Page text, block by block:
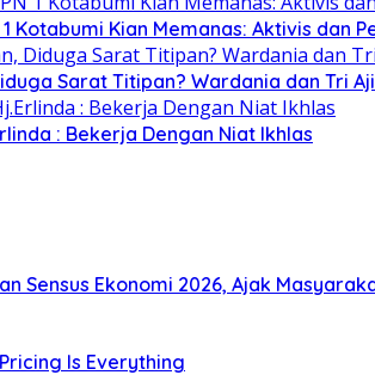
1 Kotabumi Kian Memanas: Aktivis dan
Sarat Titipan? Wardania dan Tri
: Bekerja Dengan Niat Ikhlas
Sensus Ekonomi 2026, Ajak
Is Everything